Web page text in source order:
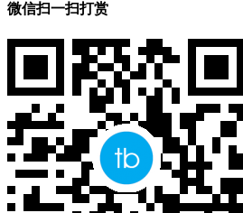
微信扫一扫打赏